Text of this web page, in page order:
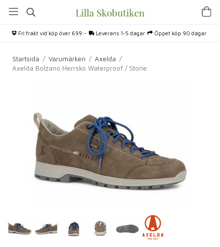
Fri frakt vid köp över 699:- Leverans 1-5 dagar Öppet köp 90 dagar
Startsida / Varumärken / Axelda /
Axelda Bolzano Herrsko Waterproof / Stone